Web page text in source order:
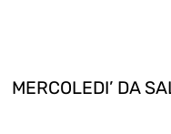
MERCOLEDI’ DA